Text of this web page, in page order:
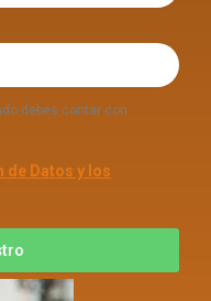
debes contar con
de Datos y los